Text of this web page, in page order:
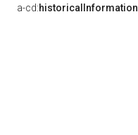
a-cd:historicalInformation